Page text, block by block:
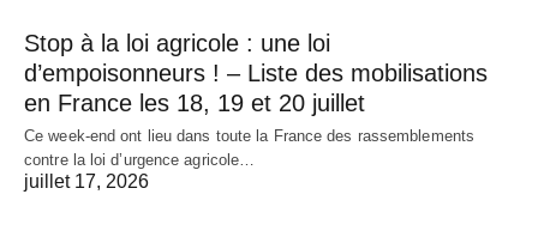
Stop à la loi agricole : une loi
d’empoisonneurs ! – Liste des mobilisations
en France les 18, 19 et 20 juillet
Ce week-end ont lieu dans toute la France des rassemblements
contre la loi d’urgence agricole…
juillet 17, 2026